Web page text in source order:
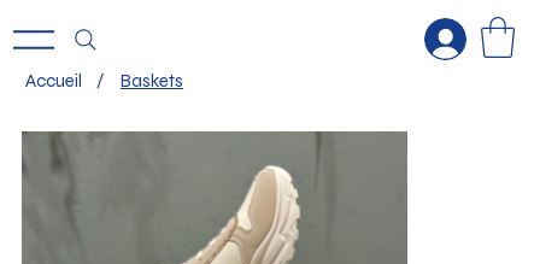
Accueil / Baskets